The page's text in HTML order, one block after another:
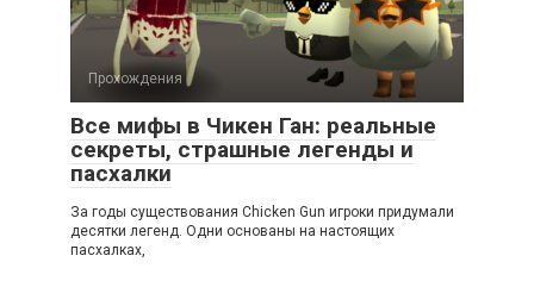
Прохождения
Все мифы в Чикен Ган: реальные
секреты, страшные легенды и
пасхалки
За годы существования Chicken Gun игроки придумали
десятки легенд. Одни основаны на настоящих
пасхалках,